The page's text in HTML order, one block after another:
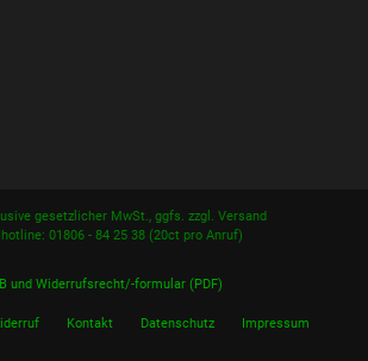
gesetzlicher MwSt., ggfs. zzgl. Versand
01806 - 84 25 38 (20ct pro Anruf)
und Widerrufsrecht/-formular (PDF)
Kontakt Datenschutz Impressum